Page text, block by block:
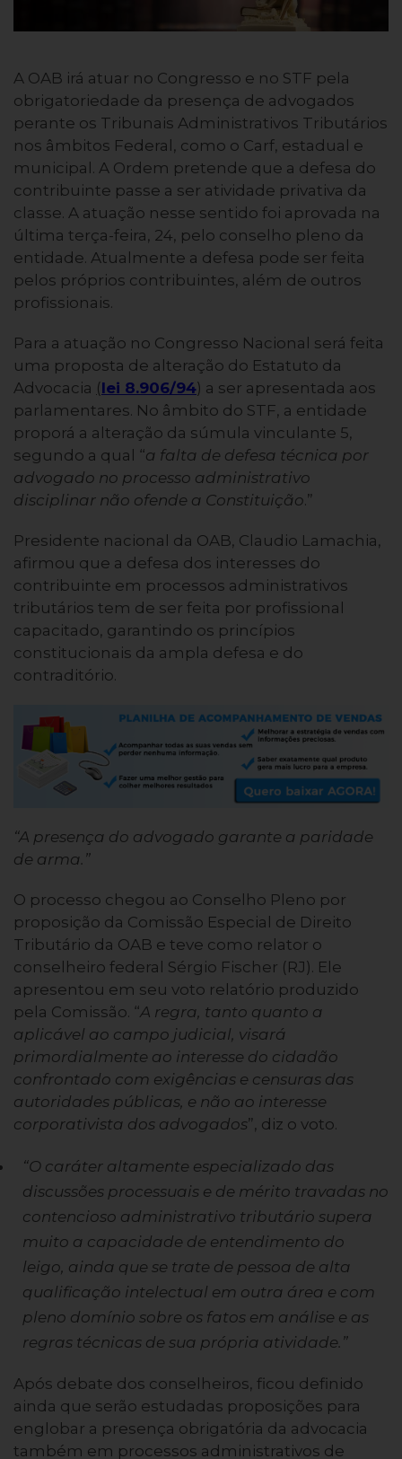
A OAB irá atuar no Congresso e no STF pela
obrigatoriedade da presença de advogados
perante os Tribunais Administrativos Tributários
nos âmbitos Federal, como o Carf, estadual e
municipal. A Ordem pretende que a defesa do
contribuinte passe a ser atividade privativa da
classe. A atuação nesse sentido foi aprovada na
última terça-feira, 24, pelo conselho pleno da
entidade. Atualmente a defesa pode ser feita
pelos próprios contribuintes, além de outros
profissionais.
Para a atuação no Congresso Nacional será feita
uma proposta de alteração do Estatuto da
Advocacia (lei 8.906/94) a ser apresentada aos
parlamentares. No âmbito do STF, a entidade
proporá a alteração da súmula vinculante 5,
segundo a qual “a falta de defesa técnica por
advogado no processo administrativo
disciplinar não ofende a Constituição.”
Presidente nacional da OAB, Claudio Lamachia,
afirmou que a defesa dos interesses do
contribuinte em processos administrativos
tributários tem de ser feita por profissional
capacitado, garantindo os princípios
constitucionais da ampla defesa e do
contraditório.
“A presença do advogado garante a paridade
de arma.”
O processo chegou ao Conselho Pleno por
proposição da Comissão Especial de Direito
Tributário da OAB e teve como relator o
conselheiro federal Sérgio Fischer (RJ). Ele
apresentou em seu voto relatório produzido
pela Comissão. “A regra, tanto quanto a
aplicável ao campo judicial, visará
primordialmente ao interesse do cidadão
confrontado com exigências e censuras das
autoridades públicas, e não ao interesse
corporativista dos advogados”, diz o voto.
“O caráter altamente especializado das
discussões processuais e de mérito travadas no
contencioso administrativo tributário supera
muito a capacidade de entendimento do
leigo, ainda que se trate de pessoa de alta
qualificação intelectual em outra área e com
pleno domínio sobre os fatos em análise e as
regras técnicas de sua própria atividade.”
Após debate dos conselheiros, ficou definido
ainda que serão estudadas proposições para
englobar a presença obrigatória da advocacia
também em processos administrativos de